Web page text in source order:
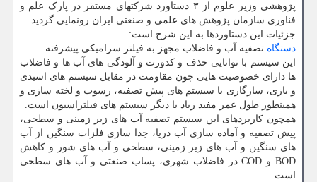
پژوهشی وزیر علوم از ۳ دستاورد شرکتهای مستقر در پارک علم و
فناوری سازمان پژوهش های علمی و صنعتی ایران رونمایی گردید.
جزئیات این دستاوردها به این شرح است:
دستگاه تصفیه آب و فاضلاب مجهز به فیلتر سرامیکی پیشرفته
این سیستم با توانایی حذف و کدورت و آلودگی های آب ها و فاضلاب
ها دارای خصوصیت هایی چون مقاومت در مقابل سیستم های اسیدی
و بازی، سازگاری با سیستم های پیش تصفیه، رسوب و لخته سازی و
همینطور طول عمر مفید زیاد با دیگر سیستم های فیلتراسیون است.
همچون کاربردهای این سیستم تصفیه آب های زیر زمینی و سطحی،
پیش تصفیه و آماده سازی آب دریا، جدا سازی فلزات سنگین از آب
های سنگین و آب های زیر زمینی، سطحی و آب های شور و کاهش
BOD و COD در فاضلاب شهری، پساب صنعتی و آب های سطحی
است.